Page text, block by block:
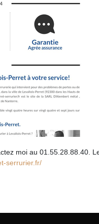
moi au 01.55.28.88.40.
serrurier.fr/